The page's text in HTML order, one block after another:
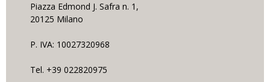
Piazza Edmond J. Safra n. 1,
20125 Milano
P. IVA: 10027320968
Tel. +39 022820975